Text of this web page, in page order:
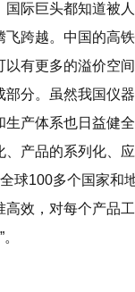
际巨头都知道被
跨越。中国的高
以有更多的溢价空
分。虽然我国仪
产体系也日益健
产品的系列化、
球100多个国家
效，对每个产品